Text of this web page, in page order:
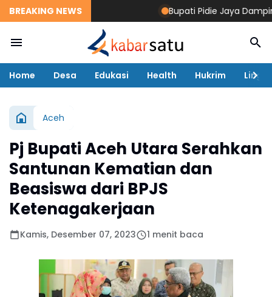
BREAKING NEWS Bupati Pidie Jaya Dampingi
Home Desa Edukasi Health Hukrim
Aceh
Pj Bupati Aceh Utara Serahkan
Santunan Kematian dan
Beasiswa dari BPJS
Ketenagakerjaan
Kamis, Desember 07, 2023 1 menit baca